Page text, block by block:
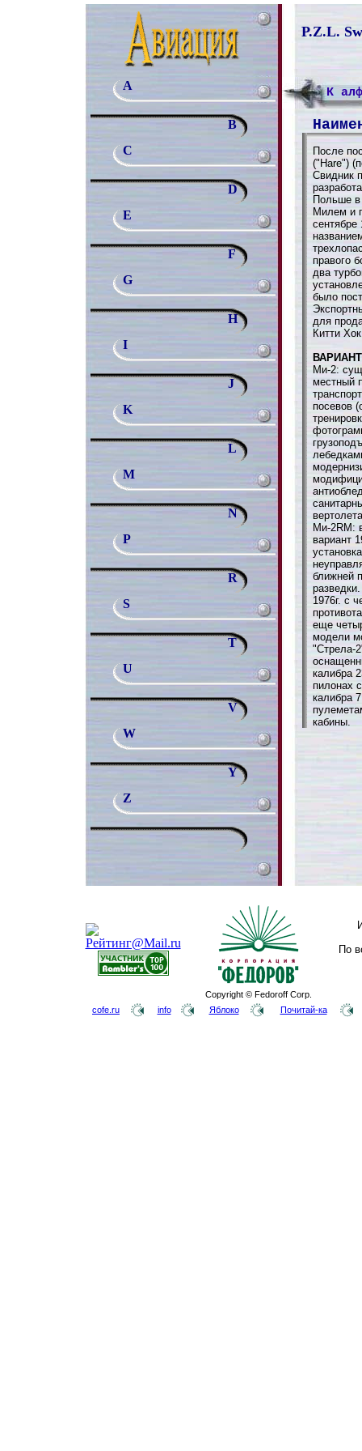
P.Z.L.
A
B
C
D
E
F
G
H
I
J
K
L
M
N
P
R
S
T
U
V
W
Y
Z
К
После
("Hare")
Cвидник
Польше в
Милем и
сентябре
правого
два
было
для
Китти
Ми-2:
местный
посевов
Ми-2RM:
вариант
ближней
1976г. с
еще
модели
"Стрела-
калибра
пилонах
калибра
кабины.
Copyright © Fedoroff Corp.
По
cofe.ru info Яблоко Почитай-ка